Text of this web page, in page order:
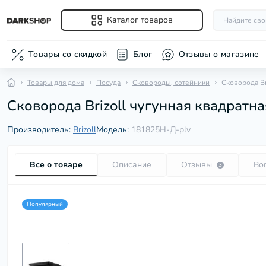
Каталог товаров
Аксессуары
Ванночки
Массажеры
(болгарки)
Товары со скидкой Блог Отзывы о магазине
Товары для дома Посудa Сковороды, сотейники Сковорода
Сковорода Brizoll чугунная
Производитель: BrizollМодель: 181825Н-Д-plv
Все о товаре Описание Отзывы 3
Популярный